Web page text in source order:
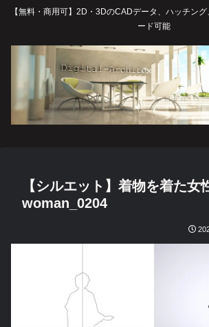
【無料・商用可】2D・3DのCADデータ、ハッチン
ード可能
【シルエット】着物を着た女
woman_0204